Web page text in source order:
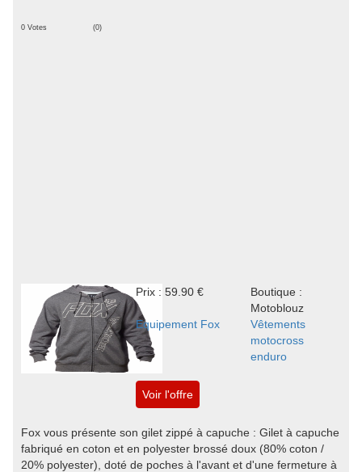
0 Votes (0)
Prix : 59.90 €
Boutique :
Motoblouz
Equipement Fox
Vêtements
motocross
enduro
Voir l'offre
Fox vous présente son gilet zippé à capuche : Gilet à capuche
fabriqué en coton et en polyester brossé doux (80% coton /
20% polyester), doté de poches à l'avant et d'une fermeture à